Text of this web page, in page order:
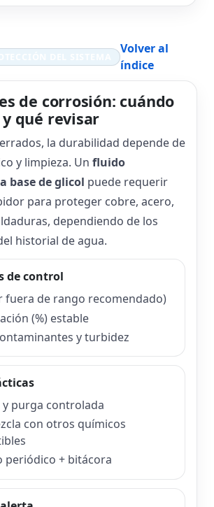
Volver al
índice
de corrosión: cuándo
qué revisar
la durabilidad depende de
y limpieza. Un fluido
base de glicol puede requerir
para proteger cobre, acero,
dependiendo de los
historial de agua.
de control
fuera de rango recomendado)
(%) estable
y turbidez
y purga controlada
con otros químicos
periódico + bitácora